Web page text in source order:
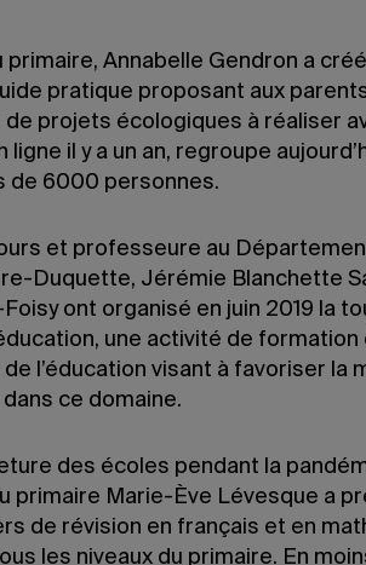
primaire, Annabelle Gendron a
pratique proposant aux
projets écologiques à réaliser
ligne il y a un an, regroupe
de 6000 personnes.
et professeure au
Duquette, Jérémie Blanchette
ont organisé en juin 2019 la
une activité de formation
l’éducation visant à favoriser la
ce domaine.
des écoles pendant la
primaire Marie-Ève Lévesque a
de révision en français et en
les niveaux du primaire. En